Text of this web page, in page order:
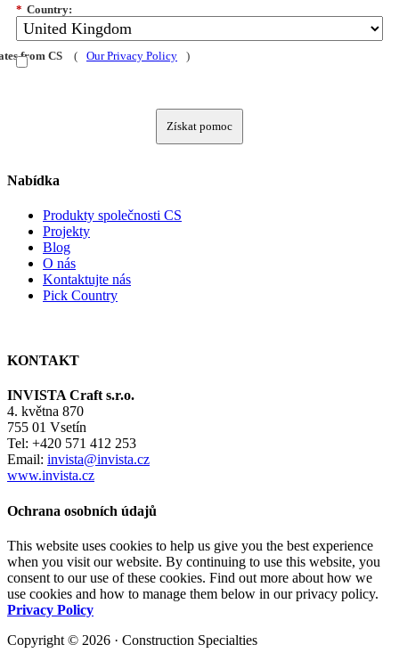
* Country:
from CS ( Our Privacy Policy )
Získat pomoc
Nabídka
Produkty společnosti CS
Projekty
Blog
O nás
Kontaktujte nás
Pick Country
KONTAKT
INVISTA Craft s.r.o.
4. května 870
755 01 Vsetín
Tel: +420 571 412 253
Email: invista@invista.cz
www.invista.cz
Ochrana osobních údajů
This website uses cookies to help us give you the best experience
when you visit our website. By continuing to use this website, you
consent to our use of these cookies. Find out more about how we
use cookies and how to manage them below in our privacy policy.
Privacy Policy
Copyright © 2026 · Construction Specialties